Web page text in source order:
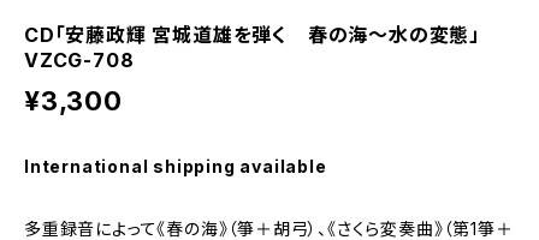
CD「安藤政輝 宮城道雄を弾く 春の海〜水の変態」
VZCG-708
¥3,300
International shipping available
多重録音によって《春の海》（箏＋胡弓）、《さくら変奏曲》（第1箏＋